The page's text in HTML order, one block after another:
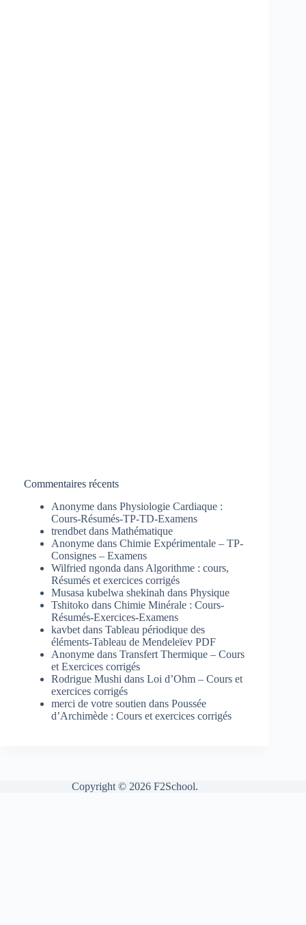
Commentaires récents
Anonyme dans Physiologie Cardiaque :
Cours-Résumés-TP-TD-Examens
trendbet dans Mathématique
Anonyme dans Chimie Expérimentale – TP-
Consignes – Examens
Wilfried ngonda dans Algorithme : cours,
Résumés et exercices corrigés
Musasa kubelwa shekinah dans Physique
Tshitoko dans Chimie Minérale : Cours-
Résumés-Exercices-Examens
kavbet dans Tableau périodique des
éléments-Tableau de Mendeleïev PDF
Anonyme dans Transfert Thermique – Cours
et Exercices corrigés
Rodrigue Mushi dans Loi d’Ohm – Cours et
exercices corrigés
merci de votre soutien dans Poussée
d’Archimède : Cours et exercices corrigés
Copyright © 2026 F2School.